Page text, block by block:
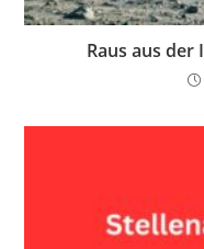
Raus aus der